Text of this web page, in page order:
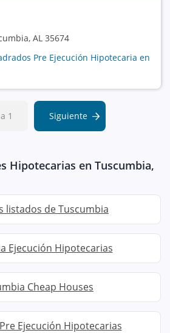
AL 35674
Pre Ejecución Hipotecaria en
1 Siguiente
Hipotecarias en Tuscumbia,
listados de Tuscumbia
Ejecución Hipotecarias
Cheap Houses
Ejecución Hipotecarias